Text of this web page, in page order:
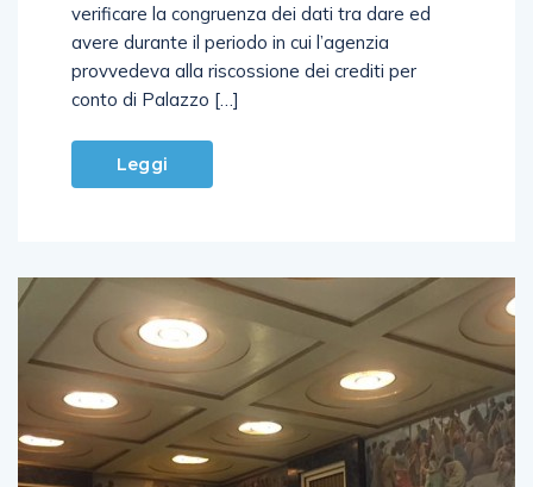
verificare la congruenza dei dati tra dare ed
avere durante il periodo in cui l’agenzia
provvedeva alla riscossione dei crediti per
conto di Palazzo […]
Leggi